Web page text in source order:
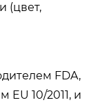
(цвет,
FDA,
10/2011, и